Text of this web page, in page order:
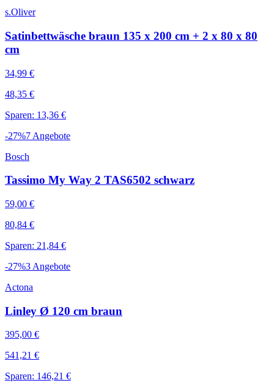
s.Oliver
Satinbettwäsche braun 135 x 200 cm + 2 x 80 x 80
cm
34,99 €
48,35 €
Sparen: 13,36 €
-27%7 Angebote
Bosch
Tassimo My Way 2 TAS6502 schwarz
59,00 €
80,84 €
Sparen: 21,84 €
-27%3 Angebote
Actona
Linley Ø 120 cm braun
395,00 €
541,21 €
Sparen: 146,21 €